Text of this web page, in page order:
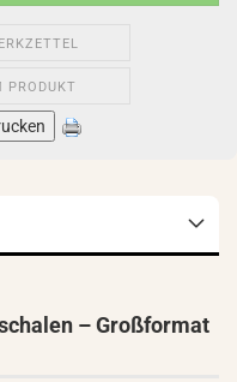
PRODUKT
– Großformat